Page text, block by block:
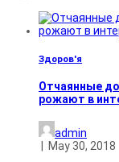
Здоров'я
Отчаянные
рожают в
admin
May 30, 2018